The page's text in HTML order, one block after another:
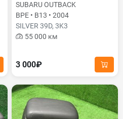
SUBARU OUTBACK
BPE • B13 • 2004
SILVER 39D, 3K3
55 000 км
3 000₽